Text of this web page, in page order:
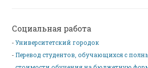
Социальная работа
Университетский городок
Перевод студентов, обучающихся с